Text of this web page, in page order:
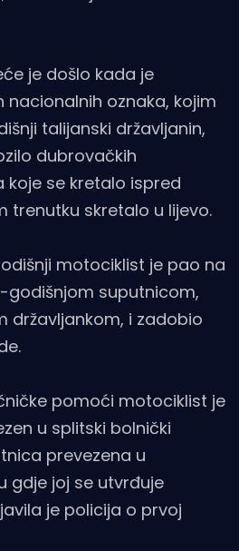
je došlo kada je
nacionalnih oznaka, kojim
talijanski državljanin,
dubrovačkih
koje se kretalo ispred
trenutku skretalo u lijevo.
motociklist je pao na
godišnjom suputnicom,
državljankom, i zadobio
pomoći motociklist je
u splitski bolnički
prevezena u
gdje joj se utvrđuje
je policija o prvoj